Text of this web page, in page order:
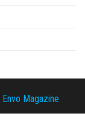
Envo Magazine